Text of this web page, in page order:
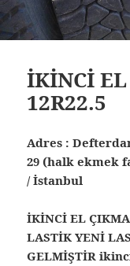
İKİNCİ
12R22.5
Adres :
29 (halk ekmek
/ İstanbul
İKİNCİ EL
LASTİK YENİ
GELMİŞTİR